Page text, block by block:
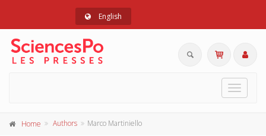
English
Toggle
Home Authors Marco Martiniello